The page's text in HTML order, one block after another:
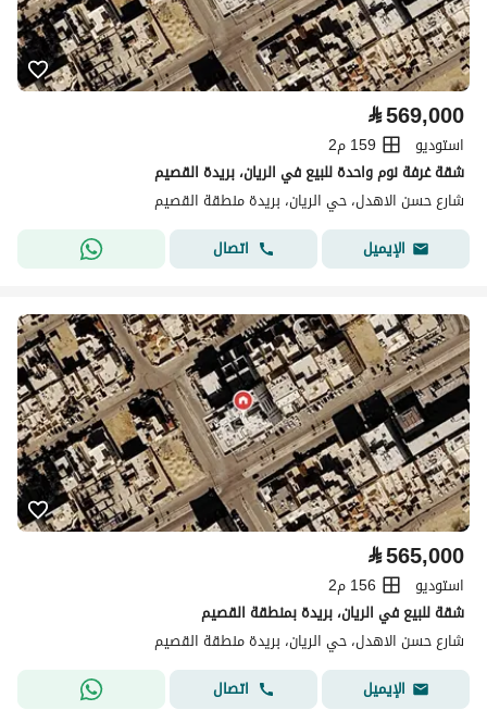
⃁569,000
استوديو
159 م2
شقة غرفة نوم واحدة للبيع في الريان، بريدة القصيم
شارع حسن الاهدل، حي الريان، بريدة منطقة القصيم
الإيميل
اتصال
⃁565,000
استوديو
156 م2
شقة للبيع في الريان، بريدة بمنطقة القصيم
شارع حسن الاهدل، حي الريان، بريدة منطقة القصيم
الإيميل
اتصال